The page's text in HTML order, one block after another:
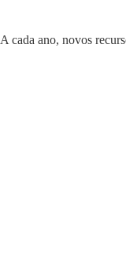
A cada ano, novos